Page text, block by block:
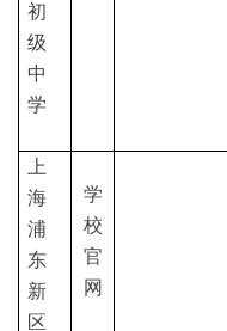
初
级
中
学
上
海
浦
东
新
区
学
校
官
网